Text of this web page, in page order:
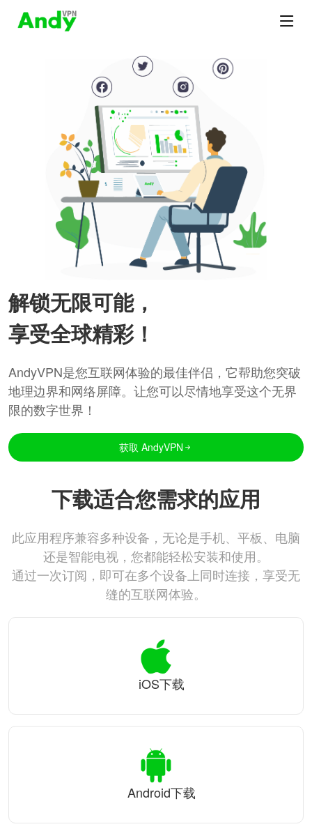
解锁无限可能，
享受全球精彩！
AndyVPN是您互联网体验的最佳伴侣，它帮助您突破
地理边界和网络屏障。让您可以尽情地享受这个无界
限的数字世界！
获取 AndyVPN
下载适合您需求的应用
此应用程序兼容多种设备，无论是手机、平板、电脑
还是智能电视，您都能轻松安装和使用。
通过一次订阅，即可在多个设备上同时连接，享受无
缝的互联网体验。
iOS下载
Android下载